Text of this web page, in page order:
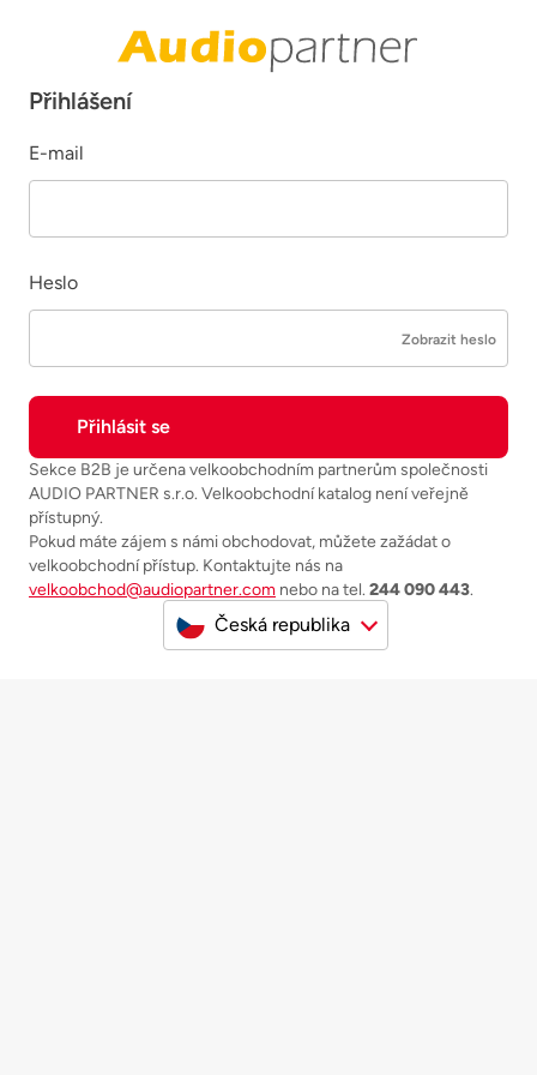
Přihlášení
E-mail
Heslo
Zobrazit heslo
Sekce B2B je určena velkoobchodním partnerům společnosti
AUDIO PARTNER s.r.o. Velkoobchodní katalog není veřejně
přístupný.
Pokud máte zájem s námi obchodovat, můžete zažádat o
velkoobchodní přístup. Kontaktujte nás na
velkoobchod@audiopartner.com nebo na tel. 244 090 443.
Česká republika